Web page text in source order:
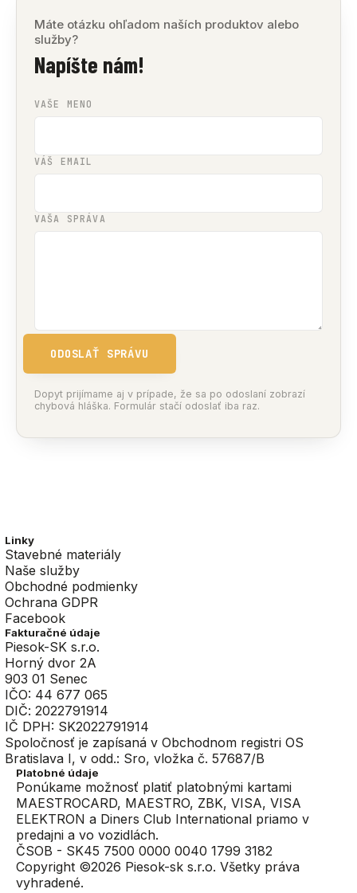
Máte otázku ohľadom naších produktov alebo
služby?
Napíšte nám!
VAŠE MENO
VÁŠ EMAIL
VAŠA SPRÁVA
ODOSLAŤ SPRÁVU
Dopyt prijímame aj v prípade, že sa po odoslaní zobrazí
chybová hláška. Formulár stačí odoslať iba raz.
Linky
Stavebné materiály
Naše služby
Obchodné podmienky
Ochrana GDPR
Facebook
Fakturačné údaje
Piesok-SK s.r.o.
Horný dvor 2A
903 01 Senec
IČO: 44 677 065
DIČ: 2022791914
IČ DPH: SK2022791914
Spoločnosť je zapísaná v Obchodnom registri OS
Bratislava I, v odd.: Sro, vložka č. 57687/B
Platobné údaje
Ponúkame možnosť platiť platobnými kartami
MAESTROCARD, MAESTRO, ZBK, VISA, VISA
ELEKTRON a Diners Club International priamo v
predajni a vo vozidlách.
ČSOB - SK45 7500 0000 0040 1799 3182
Copyright ©2026 Piesok-sk s.r.o. Všetky práva
vyhradené.